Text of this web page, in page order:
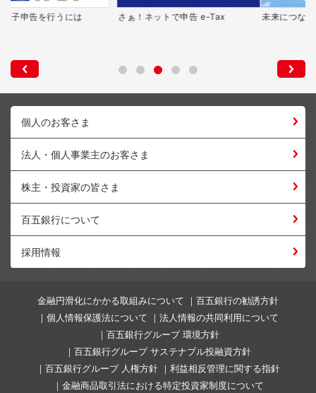
未来につなぐ相続登記 地（知）の拠点
個人のお客さま
法人・個人事業主のお客さま
株主・投資家の皆さま
百五銀行について
採用情報
金融円滑化にかかる取組みについて
百五銀行の勧誘方針
個人情報保護法について
法人情報の共同利用について
百五銀行グループ 環境方針
百五銀行グループ サステナブル投融資方針
百五銀行グループ 人権方針
利益相反管理に関する指針
金融商品取引法における特定投資家制度について